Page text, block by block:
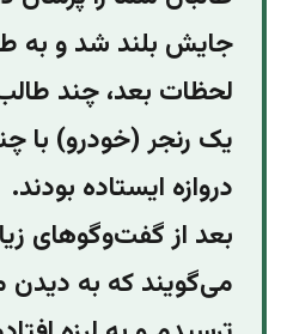
جایش بلند شد و به
لحظات بعد، چند
یک رنجر (خودرو) با
دروازه ایستاده بودند.
بعد از گفت‌وگوهای
می‌گویند که به دیدن